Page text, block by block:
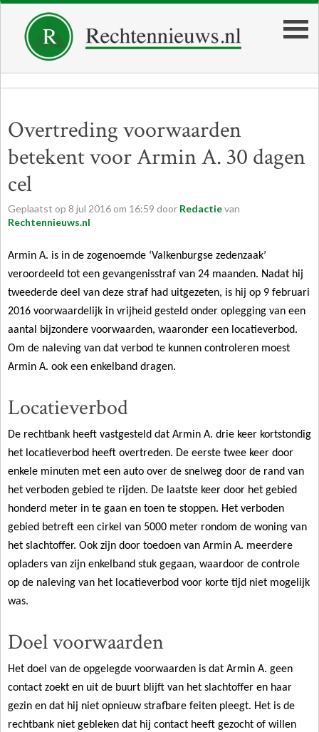
Overtreding voorwaarden
betekent voor Armin A. 30 dagen
cel
Geplaatst op 8 jul 2016 om 16:59 door Redactievan
Rechtennieuws.nl
Armin A. is in de zogenoemde ‘Valkenburgse zedenzaak’
veroordeeld tot een gevangenisstraf van 24 maanden. Nadat hij
tweederde deel van deze straf had uitgezeten, is hij op 9 februari
2016 voorwaardelijk in vrijheid gesteld onder oplegging van een
aantal bijzondere voorwaarden, waaronder een locatieverbod.
Om de naleving van dat verbod te kunnen controleren moest
Armin A. ook een enkelband dragen.
Locatieverbod
De rechtbank heeft vastgesteld dat Armin A. drie keer kortstondig
het locatieverbod heeft overtreden. De eerste twee keer door
enkele minuten met een auto over de snelweg door de rand van
het verboden gebied te rijden. De laatste keer door het gebied
honderd meter in te gaan en toen te stoppen. Het verboden
gebied betreft een cirkel van 5000 meter rondom de woning van
het slachtoffer. Ook zijn door toedoen van Armin A. meerdere
opladers van zijn enkelband stuk gegaan, waardoor de controle
op de naleving van het locatieverbod voor korte tijd niet mogelijk
was.
Doel voorwaarden
Het doel van de opgelegde voorwaarden is dat Armin A. geen
contact zoekt en uit de buurt blijft van het slachtoffer en haar
gezin en dat hij niet opnieuw strafbare feiten pleegt. Het is de
rechtbank niet gebleken dat hij contact heeft gezocht of willen